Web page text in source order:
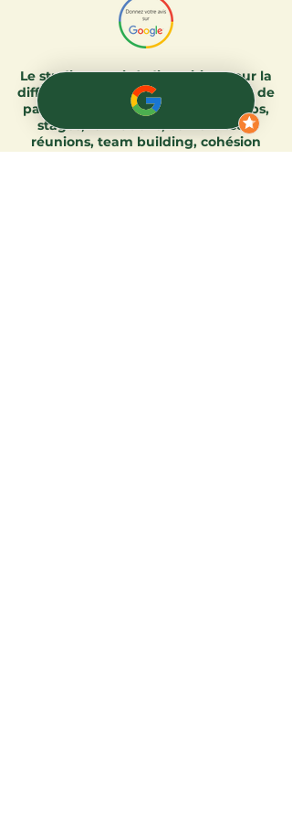
Le studio est mis à disposition pour la
diffusion de pratiques, d'échanges, de
partages.
Cours, ateliers, workshops,
stages, formations, conférences,
réunions, team building, cohésion